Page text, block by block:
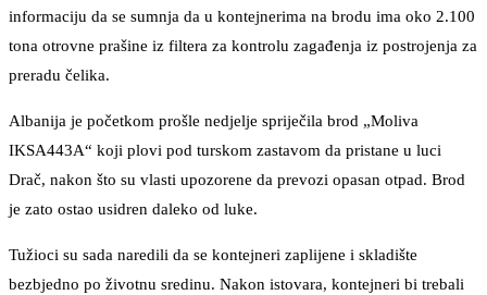
informaciju da se sumnja da u kontejnerima na brodu ima oko 2.100
tona otrovne prašine iz filtera za kontrolu zagađenja iz postrojenja za
preradu čelika.
Albanija je početkom prošle nedjelje spriječila brod „Moliva
IKSA443A“ koji plovi pod turskom zastavom da pristane u luci
Drač, nakon što su vlasti upozorene da prevozi opasan otpad. Brod
je zato ostao usidren daleko od luke.
Tužioci su sada naredili da se kontejneri zaplijene i skladište
bezbjedno po životnu sredinu. Nakon istovara, kontejneri bi trebali